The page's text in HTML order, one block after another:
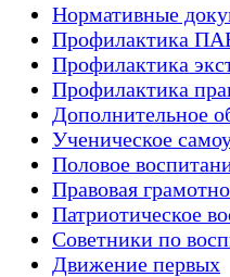
Нормативные
Профилактика
Профилактика
Профилактика
Дополнительное
Ученическое
Половое
Правовая
Патриотическое
Советники по
Движение первых